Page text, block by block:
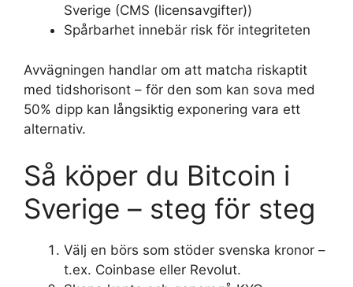
Sverige (CMS (licensavgifter))
Spårbarhet innebär risk för integriteten
Avvägningen handlar om att matcha riskaptit
med tidshorisont – för den som kan sova med
50% dipp kan långsiktig exponering vara ett
alternativ.
Så köper du Bitcoin i
Sverige – steg för steg
Välj en börs som stöder svenska kronor –
t.ex. Coinbase eller Revolut.